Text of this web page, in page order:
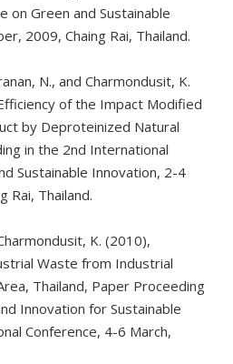
on Green and Sustainable
2009, Chaing Rai, Thailand.
N., and Charmondusit, K.
of the Impact Modified
by Deproteinized Natural
in the 2nd International
Sustainable Innovation, 2-4
Rai, Thailand.
K. (2010),
Waste from Industrial
Thailand, Paper Proceeding
Innovation for Sustainable
Conference, 4-6 March,